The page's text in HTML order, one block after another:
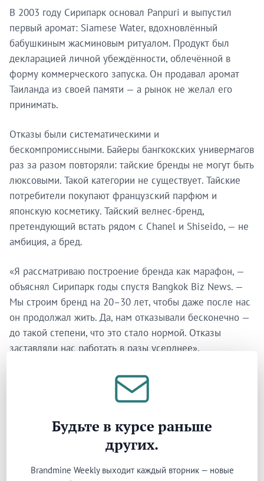
В 2003 году Сирипарк основал Panpuri и выпустил
первый аромат: Siamese Water, вдохновлённый
бабушкиным жасминовым ритуалом. Продукт был
декларацией личной убеждённости, облечённой в
форму коммерческого запуска. Он продавал аромат
Таиланда из своей памяти — а рынок не желал его
принимать.
Отказы были систематическими и
бескомпромиссными. Байеры бангкокских универмагов
раз за разом повторяли: тайские бренды не могут быть
люксовыми. Такой категории не существует. Тайские
потребители покупают французский парфюм и
японскую косметику. Тайский велнес-бренд,
претендующий встать рядом с Chanel и Shiseido, — не
амбиция, а бред.
«Я рассматриваю построение бренда как марафон, —
объяснял Сирипарк годы спустя Bangkok Biz News. —
Мы строим бренд на 20–30 лет, чтобы даже после нас
он продолжал жить. Да, нам отказывали бесконечно —
до такой степени, что это стало нормой. Отказы
заставляли нас работать в разы усерднее».
Отказы стали фоновым шумом — и в этом был
парадокс. Большинство основателей переживают
условие: естественный спутник создания того, что
рынок ещё не научился хотеть. Каждое «нет»
укрепляло, а не разрушало убеждённость. «Я люблю
делать невозможное возможным — именно это всегда
Будьте в курсе раньше
других.
Brandmine Weekly выходит каждый вторник — новые